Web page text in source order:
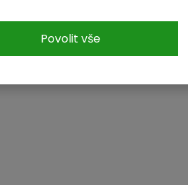
Povolit vše